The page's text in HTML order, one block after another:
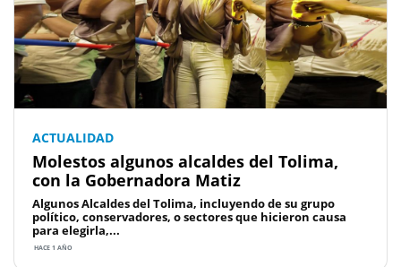
ACTUALIDAD
Molestos algunos alcaldes del Tolima,
con la Gobernadora Matiz
Algunos Alcaldes del Tolima, incluyendo de su grupo
político, conservadores, o sectores que hicieron causa
para elegirla,...
HACE 1 AÑO